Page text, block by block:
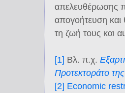
απελευθέρωσης
απογοήτευση
τη ζωή τους και
[1] Βλ. π.χ.
Προτεκτοράτο
[2] Economic